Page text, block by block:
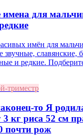
для
имён для
звучные, славянские,
и редкие.
триместр
то Я
3 кг риса 52 см
почти рож